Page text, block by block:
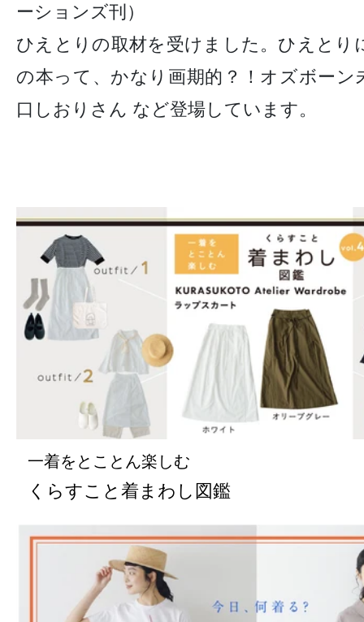
ーションズ刊）
ひえとりの取材を受けました。ひえとり
の本って、かなり画期的？！オズボーン
口しおりさん など登場しています。
一着をとことん楽しむ
くらすこと着まわし図鑑